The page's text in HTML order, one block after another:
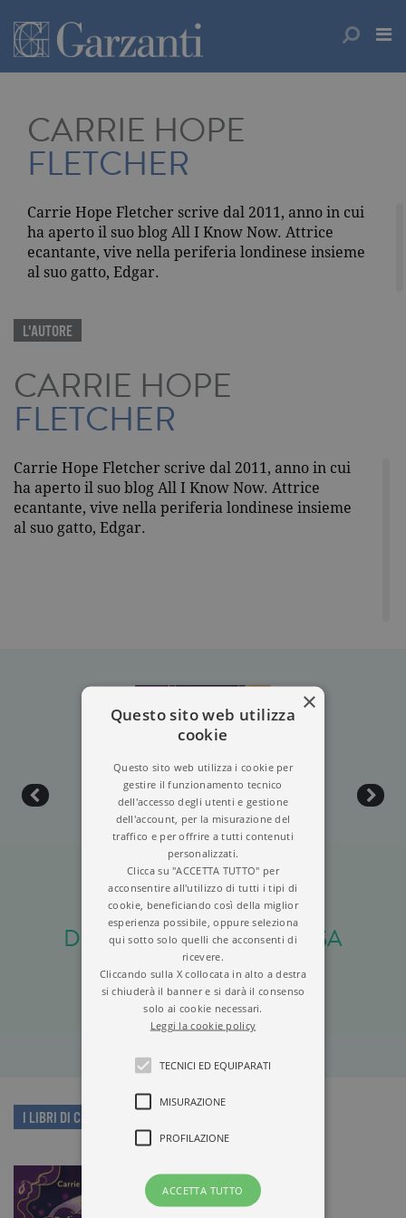
CARRIE HOPE
FLETCHER
Carrie Hope Fletcher scrive dal 2011, anno in cui
ha aperto il suo blog All I Know Now. Attrice
ecantante, vive nella periferia londinese insieme
al suo gatto, Edgar.
L'AUTORE
CARRIE HOPE
FLETCHER
Carrie Hope Fletcher scrive dal 2011, anno in cui
ha aperto il suo blog All I Know Now. Attrice
ecantante, vive nella periferia londinese insieme
al suo gatto, Edgar.
DUE AMICHE E UNA CASA
STREGATA
I LIBRI DI CARRIE HOPE FLETCHER
×
Questo sito web utilizza
cookie
Questo sito web utilizza i cookie per
gestire il funzionamento tecnico
dell'accesso degli utenti e gestione
dell'account, per la misurazione del
traffico e per offrire a tutti contenuti
personalizzati.
Clicca su "ACCETTA TUTTO" per
acconsentire all'utilizzo di tutti i tipi di
cookie, beneficiando così della miglior
esperienza possibile, oppure seleziona
qui sotto solo quelli che acconsenti di
ricevere.
Cliccando sulla X collocata in alto a destra
si chiuderà il banner e si darà il consenso
solo ai cookie necessari.
Leggi la cookie policy
TECNICI ED EQUIPARATI
MISURAZIONE
PROFILAZIONE
ACCETTA TUTTO